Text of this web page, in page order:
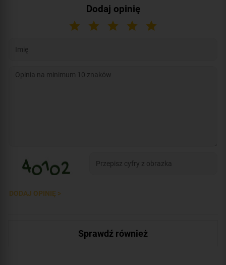
Dodaj opinię
DODAJ OPINIĘ >
Sprawdź również